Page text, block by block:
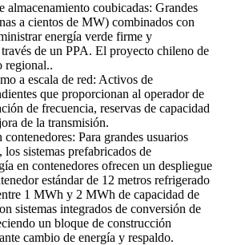
almacenamiento coubicadas: Grandes
a cientos de MW) combinados con
energía verde firme y
de un PPA. El proyecto chileno de
regional..
a escala de red: Activos de
que proporcionan al operador de
de frecuencia, reservas de capacidad
de la transmisión.
Para grandes usuarios
sistemas prefabricados de
en contenedores ofrecen un despliegue
estándar de 12 metros refrigerado
1 MWh y 2 MWh de capacidad de
sistemas integrados de conversión de
un bloque de construcción
cambio de energía y respaldo.